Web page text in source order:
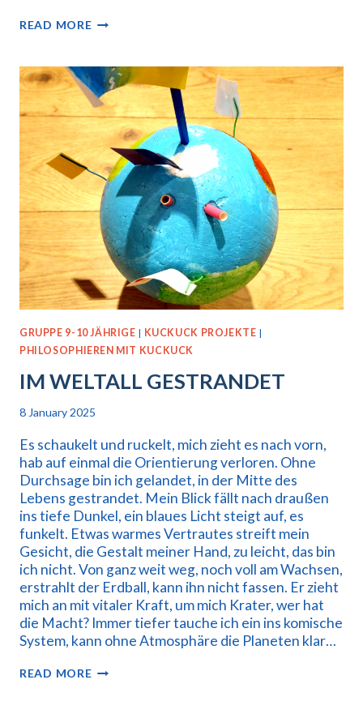
READ MOREWEIHNACHTS….WAS?
GRUPPE 9-10 JÄHRIGE | KUCKUCK PROJEKTE |
PHILOSOPHIEREN MIT KUCKUCK
IM WELTALL GESTRANDET
8 January 2025
Es schaukelt und ruckelt, mich zieht es nach vorn,
hab auf einmal die Orientierung verloren. Ohne
Durchsage bin ich gelandet, in der Mitte des
Lebens gestrandet. Mein Blick fällt nach draußen
ins tiefe Dunkel, ein blaues Licht steigt auf, es
funkelt. Etwas warmes Vertrautes streift mein
Gesicht, die Gestalt meiner Hand, zu leicht, das bin
ich nicht. Von ganz weit weg, noch voll am Wachsen,
erstrahlt der Erdball, kann ihn nicht fassen. Er zieht
mich an mit vitaler Kraft, um mich Krater, wer hat
die Macht? Immer tiefer tauche ich ein ins komische
System, kann ohne Atmosphäre die Planeten klar…
READ MOREIM